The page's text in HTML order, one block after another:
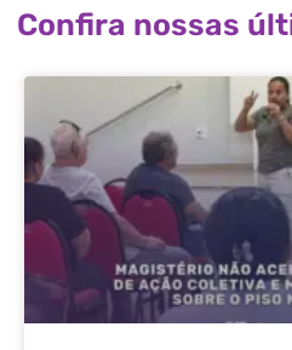
Confira nossas